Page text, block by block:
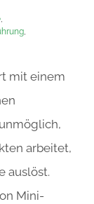
,
,
mit einem
arbeitet,
auslöst.
Mini-